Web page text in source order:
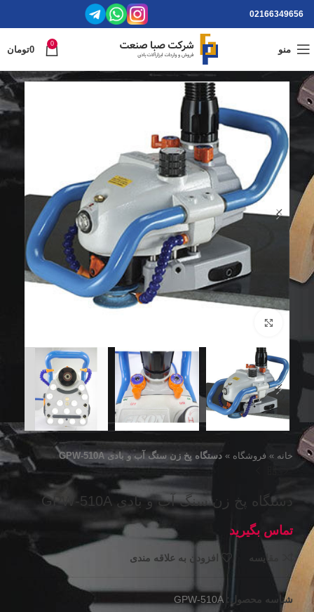
02166349656
منو
0
0تومان
خانه » فروشگاه » دستگاه پخ زن سنگ آب و بادی GPW-510A
دستگاه پخ زن سنگ آب و بادی GPW-510A
مقايسه افزودن به علاقه مندی
شناسه محصول: GPW-510A